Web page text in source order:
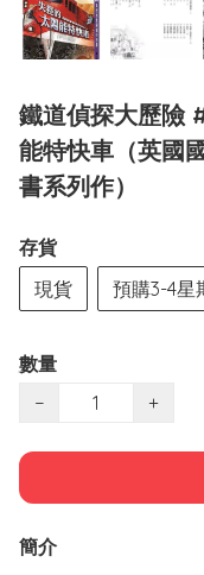
鐵道偵探大歷險
能特快車（英國
書系列作）
存貨
現貨
預購3-4星
數量
−
+
簡介